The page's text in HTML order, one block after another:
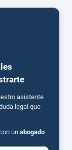
asistente
legal que
un abogado